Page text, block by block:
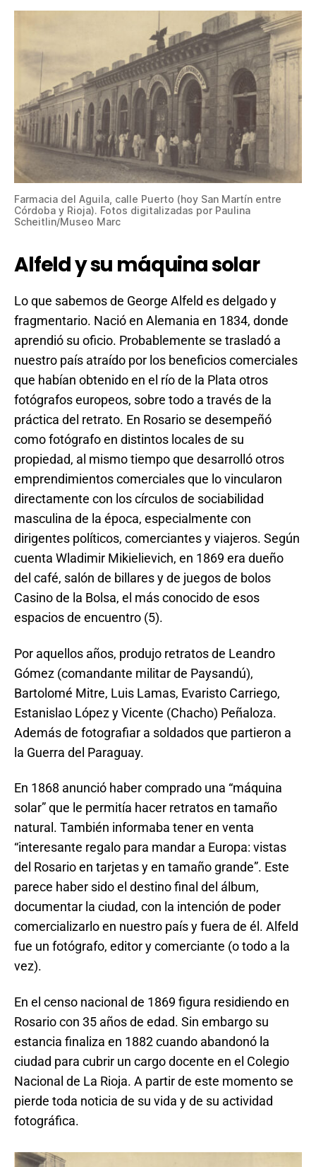
Farmacia del Aguila, calle Puerto (hoy San Martín entre
Córdoba y Rioja). Fotos digitalizadas por Paulina
Scheitlin/Museo Marc
Alfeld y su máquina solar
Lo que sabemos de George Alfeld es delgado y
fragmentario. Nació en Alemania en 1834, donde
aprendió su oficio. Probablemente se trasladó a
nuestro país atraído por los beneficios comerciales
que habían obtenido en el río de la Plata otros
fotógrafos europeos, sobre todo a través de la
práctica del retrato. En Rosario se desempeñó
como fotógrafo en distintos locales de su
propiedad, al mismo tiempo que desarrolló otros
emprendimientos comerciales que lo vincularon
directamente con los círculos de sociabilidad
masculina de la época, especialmente con
dirigentes políticos, comerciantes y viajeros. Según
cuenta Wladimir Mikielievich, en 1869 era dueño
del café, salón de billares y de juegos de bolos
Casino de la Bolsa, el más conocido de esos
espacios de encuentro (5).
Por aquellos años, produjo retratos de Leandro
Gómez (comandante militar de Paysandú),
Bartolomé Mitre, Luis Lamas, Evaristo Carriego,
Estanislao López y Vicente (Chacho) Peñaloza.
Además de fotografiar a soldados que partieron a
la Guerra del Paraguay.
En 1868 anunció haber comprado una “máquina
solar” que le permitía hacer retratos en tamaño
natural. También informaba tener en venta
“interesante regalo para mandar a Europa: vistas
del Rosario en tarjetas y en tamaño grande”. Este
parece haber sido el destino final del álbum,
documentar la ciudad, con la intención de poder
comercializarlo en nuestro país y fuera de él. Alfeld
fue un fotógrafo, editor y comerciante (o todo a la
vez).
En el censo nacional de 1869 figura residiendo en
Rosario con 35 años de edad. Sin embargo su
estancia finaliza en 1882 cuando abandonó la
ciudad para cubrir un cargo docente en el Colegio
Nacional de La Rioja. A partir de este momento se
pierde toda noticia de su vida y de su actividad
fotográfica.